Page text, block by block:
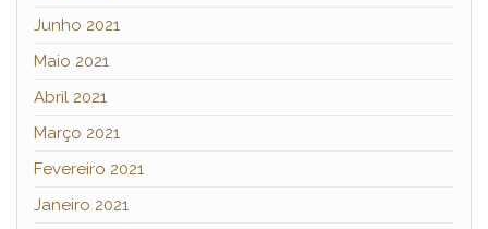
Junho 2021
Maio 2021
Abril 2021
Março 2021
Fevereiro 2021
Janeiro 2021